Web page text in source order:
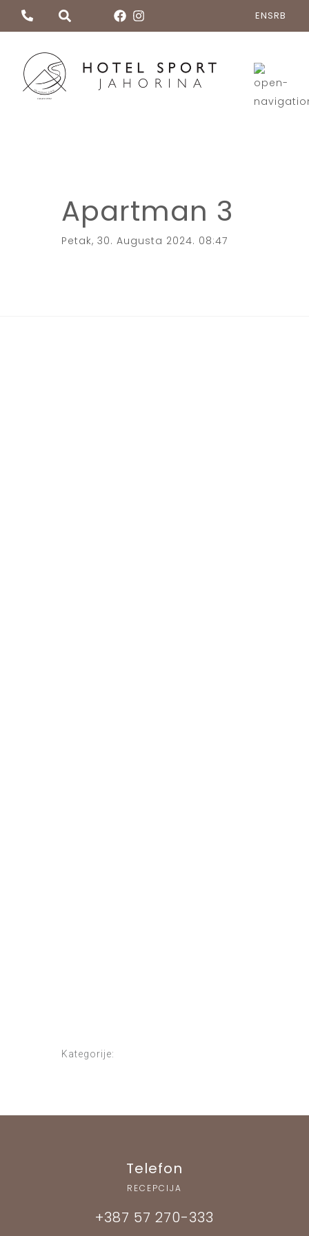
ENSRB
Apartman 3
Petak, 30. Augusta 2024. 08:47
Kategorije:
Telefon
RECEPCIJA
+387 57 270-333